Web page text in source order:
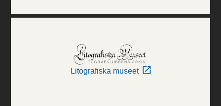
Litografiska museet